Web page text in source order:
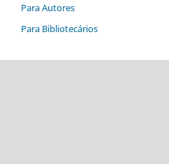
Para Autores
Para Bibliotecários